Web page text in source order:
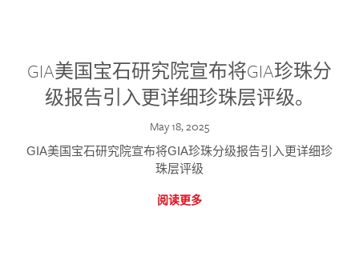
GIA美国宝石研究院宣布将GIA珍珠分
级报告引入更详细珍珠层评级。
May 18, 2025
GIA美国宝石研究院宣布将GIA珍珠分级报告引入更详细珍
珠层评级
阅读更多